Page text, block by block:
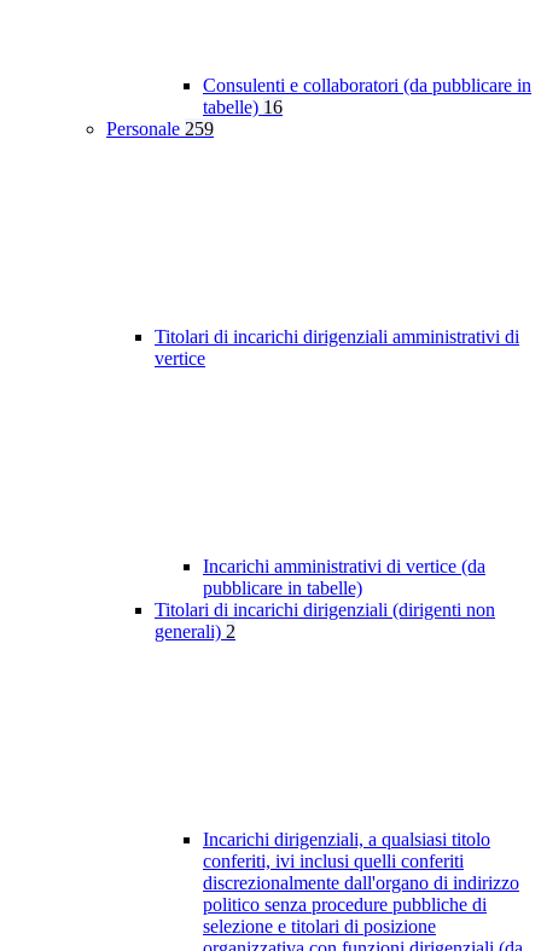
Consulenti e collaboratori (da pubblicare in
tabelle) 16
Personale 259
Titolari di incarichi dirigenziali amministrativi di
vertice
Incarichi amministrativi di vertice (da
pubblicare in tabelle)
Titolari di incarichi dirigenziali (dirigenti non
generali) 2
Incarichi dirigenziali, a qualsiasi titolo
conferiti, ivi inclusi quelli conferiti
discrezionalmente dall'organo di indirizzo
politico senza procedure pubbliche di
selezione e titolari di posizione